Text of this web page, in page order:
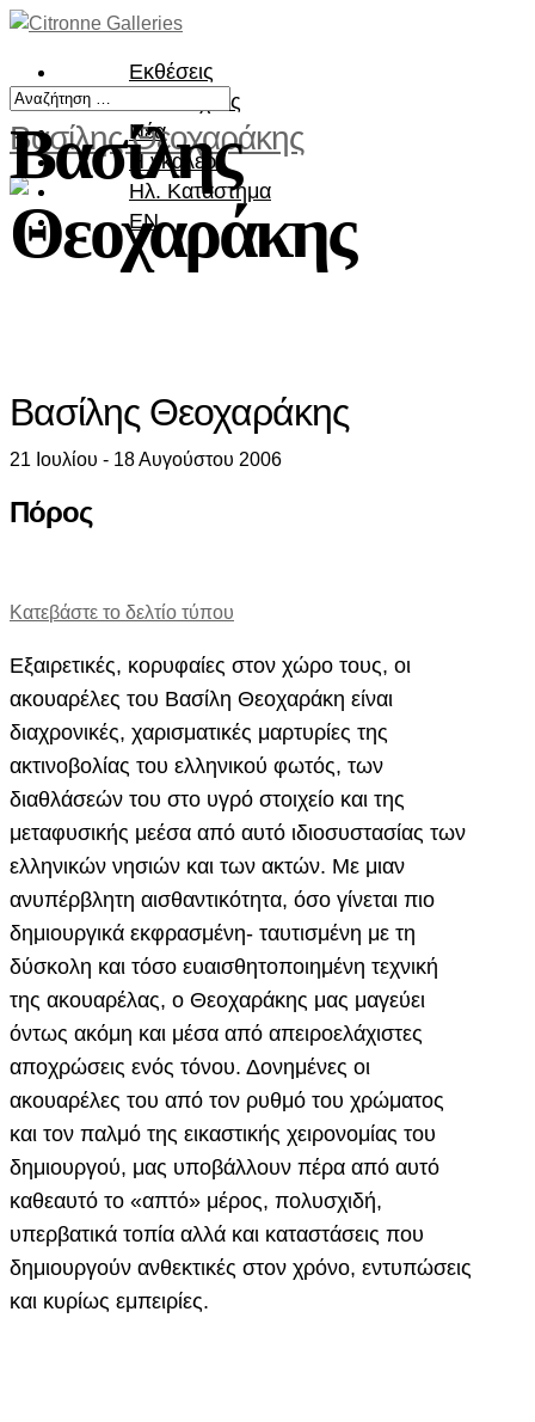
Εκθέσεις
Καλλιτέχνες
Νέα
Η γκαλερί
Ηλ. Κατάστημα
EN
Βασίλης Θεοχαράκης
Βασίλης
Θεοχαράκης
Βασίλης Θεοχαράκης
21 Ιουλίου - 18 Αυγούστου 2006
Πόρος
Κατεβάστε το δελτίο τύπου
Εξαιρετικές, κορυφαίες στον χώρο τους, οι
ακουαρέλες του Βασίλη Θεοχαράκη είναι
διαχρονικές, χαρισματικές μαρτυρίες της
ακτινοβολίας του ελληνικού φωτός, των
διαθλάσεών του στο υγρό στοιχείο και της
μεταφυσικής μεέσα από αυτό ιδιοσυστασίας των
ελληνικών νησιών και των ακτών. Με μιαν
ανυπέρβλητη αισθαντικότητα, όσο γίνεται πιο
δημιουργικά εκφρασμένη- ταυτισμένη με τη
δύσκολη και τόσο ευαισθητοποιημένη τεχνική
της ακουαρέλας, ο Θεοχαράκης μας μαγεύει
όντως ακόμη και μέσα από απειροελάχιστες
αποχρώσεις ενός τόνου. Δονημένες οι
ακουαρέλες του από τον ρυθμό του χρώματος
και τον παλμό της εικαστικής χειρονομίας του
δημιουργού, μας υποβάλλουν πέρα από αυτό
καθεαυτό το «απτό» μέρος, πολυσχιδή,
υπερβατικά τοπία αλλά και καταστάσεις που
δημιουργούν ανθεκτικές στον χρόνο, εντυπώσεις
και κυρίως εμπειρίες.